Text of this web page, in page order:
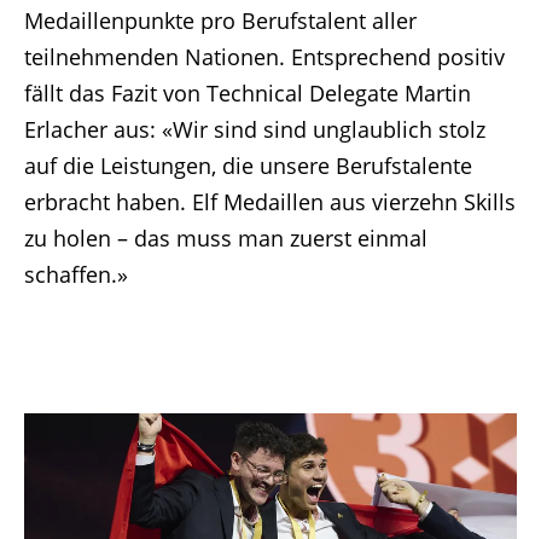
Medaillenpunkte pro Berufstalent aller
teilnehmenden Nationen. Entsprechend positiv
fällt das Fazit von Technical Delegate Martin
Erlacher aus: «Wir sind sind unglaublich stolz
auf die Leistungen, die unsere Berufstalente
erbracht haben. Elf Medaillen aus vierzehn Skills
zu holen – das muss man zuerst einmal
schaffen.»